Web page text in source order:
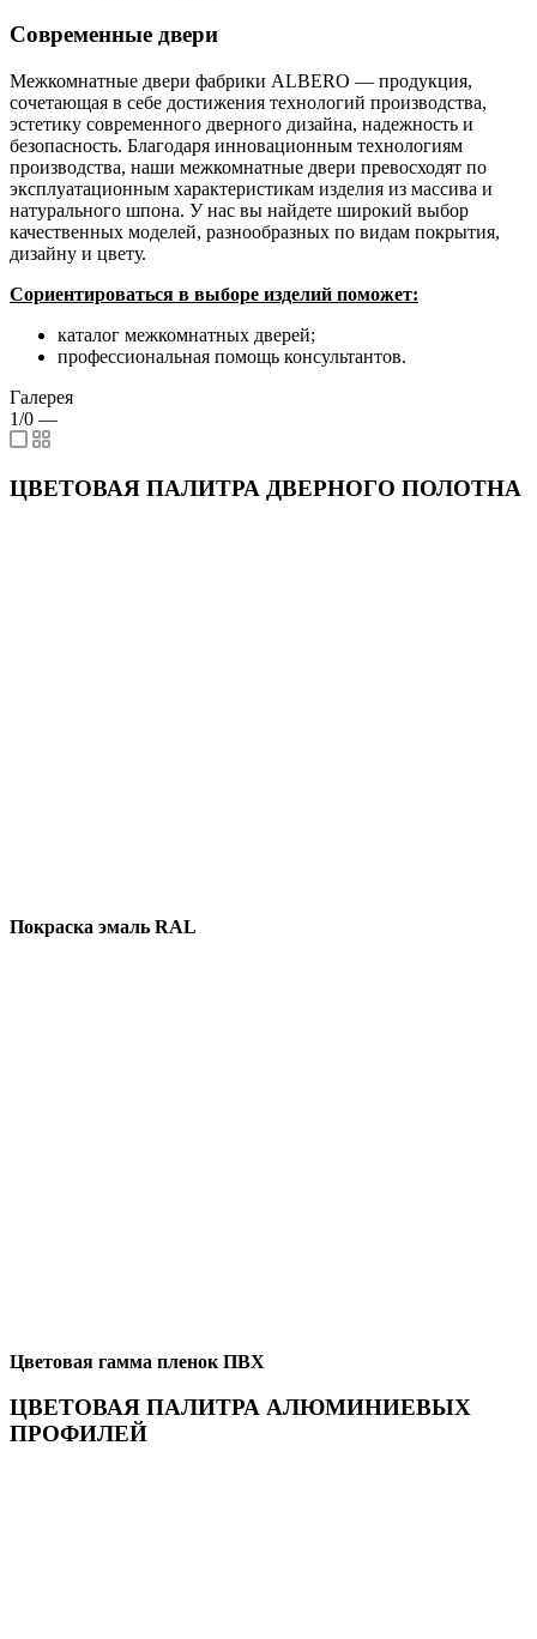
Современные двери
Межкомнатные двери фабрики ALBERO — продукция,
сочетающая в себе достижения технологий производства,
эстетику современного дверного дизайна, надежность и
безопасность. Благодаря инновационным технологиям
производства, наши межкомнатные двери превосходят по
эксплуатационным характеристикам изделия из массива и
натурального шпона. У нас вы найдете широкий выбор
качественных моделей, разнообразных по видам покрытия,
дизайну и цвету.
Сориентироваться в выборе изделий поможет:
каталог межкомнатных дверей;
профессиональная помощь консультантов.
Галерея
1/0 —
ЦВЕТОВАЯ ПАЛИТРА ДВЕРНОГО ПОЛОТНА
Покраска эмаль RAL
Цветовая гамма пленок ПВХ
ЦВЕТОВАЯ ПАЛИТРА АЛЮМИНИЕВЫХ
ПРОФИЛЕЙ